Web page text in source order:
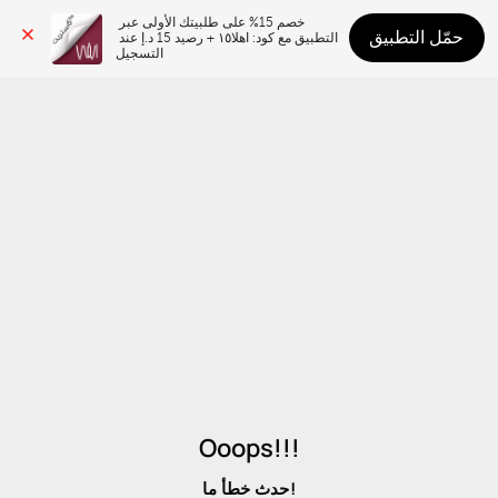
التسجيل
حمّل التطبيق
Ooops!!!
حدث خطأ ما!